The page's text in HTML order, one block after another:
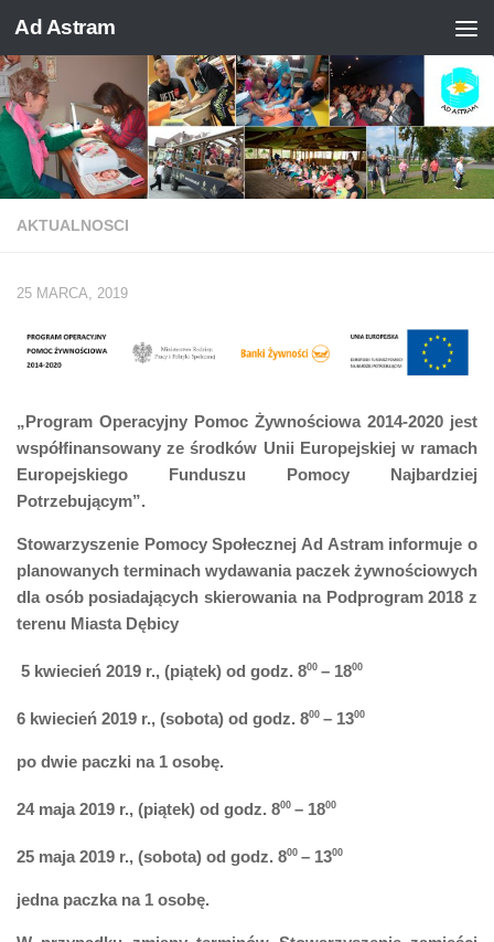
Skip to content
Ad Astram
AKTUALNOSCI
25 MARCA, 2019
„Program Operacyjny Pomoc Żywnościowa 2014-2020 jest
współfinansowany ze środków Unii Europejskiej w ramach
Europejskiego Funduszu Pomocy Najbardziej
Potrzebującym”.
Stowarzyszenie Pomocy Społecznej Ad Astram informuje o
planowanych terminach wydawania paczek żywnościowych
dla osób posiadających skierowania na Podprogram 2018 z
terenu Miasta Dębicy
5 kwiecień 2019 r., (piątek) od godz. 800 – 1800
6 kwiecień 2019 r., (sobota) od godz. 800 – 1300
po dwie paczki na 1 osobę.
24 maja 2019 r., (piątek) od godz. 800 – 1800
25 maja2019 r., (sobota) od godz. 800 – 1300
jedna paczka na 1 osobę.